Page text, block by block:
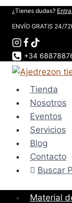
Saltar¿Tienes dudas?
ENVÍO GRATIS 24/
+34
Tienda
Nosotros
Eventos
Servicios
Blog
Contacto
Buscar
Material